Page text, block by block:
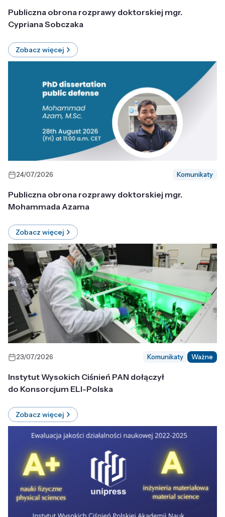
Publiczna obrona rozprawy doktorskiej mgr.
Cypriana Sobczaka
Zobacz więcej
24/07/2026 Komunikaty
Publiczna obrona rozprawy doktorskiej mgr.
Mohammada Azama
Zobacz więcej
23/07/2026 Komunikaty Ważne
Instytut Wysokich Ciśnień PAN dołączył
do Konsorcjum ELI-Polska
Zobacz więcej